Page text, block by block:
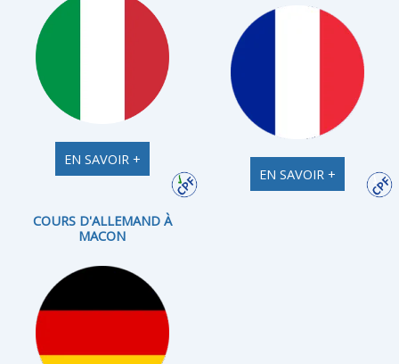
EN SAVOIR +
EN SAVOIR +
COURS D'ALLEMAND À
MACON